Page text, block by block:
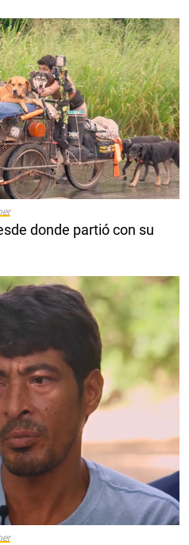
donde partió con su